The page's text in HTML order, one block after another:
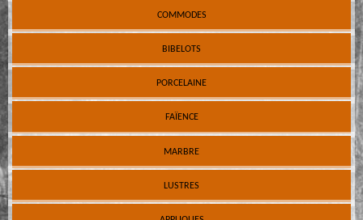
COMMODES
BIBELOTS
PORCELAINE
FAÏENCE
MARBRE
LUSTRES